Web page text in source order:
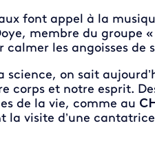
font appel à la
membre du groupe
les angoisses de
science, on sait
corps et notre esprit.
de la vie, comme au
la visite d’une